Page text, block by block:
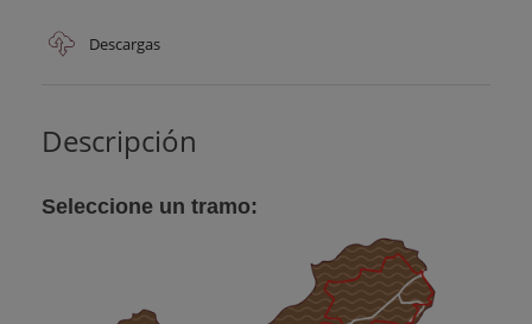
Descargas
Descripción
Seleccione un tramo: